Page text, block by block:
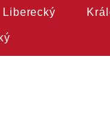
Liberecký